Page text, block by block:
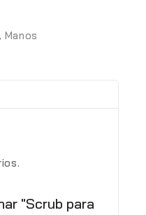
, Manos
"Scrub para